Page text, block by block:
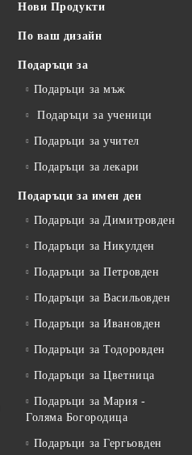
Нови Продукти
По ваш дизайн
Подаръци за
Подаръци за мъж
Подаръци за ученици
Подаръци за учител
Подаръци за лекари
Подаръци за имен ден
Подаръци за Димитровден
Подаръци за Никулден
Подаръци за Петровден
Подаръци за Васильовден
Подаръци за Ивановден
Подаръци за Тодоровден
Подаръци за Цветница
Подаръци за Мария -
Голяма Богородица
Подаръци за Гергьовден